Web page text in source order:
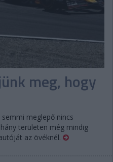
meg, hogy
meglepő nincs
területen még mindig
az övéknél.